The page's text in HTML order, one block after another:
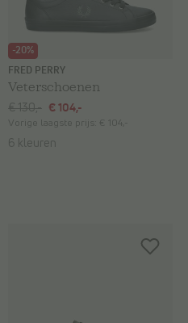
-20%
FRED PERRY
Veterschoenen
€ 130,- € 104,-
Vorige laagste prijs: € 104,-
6 kleuren